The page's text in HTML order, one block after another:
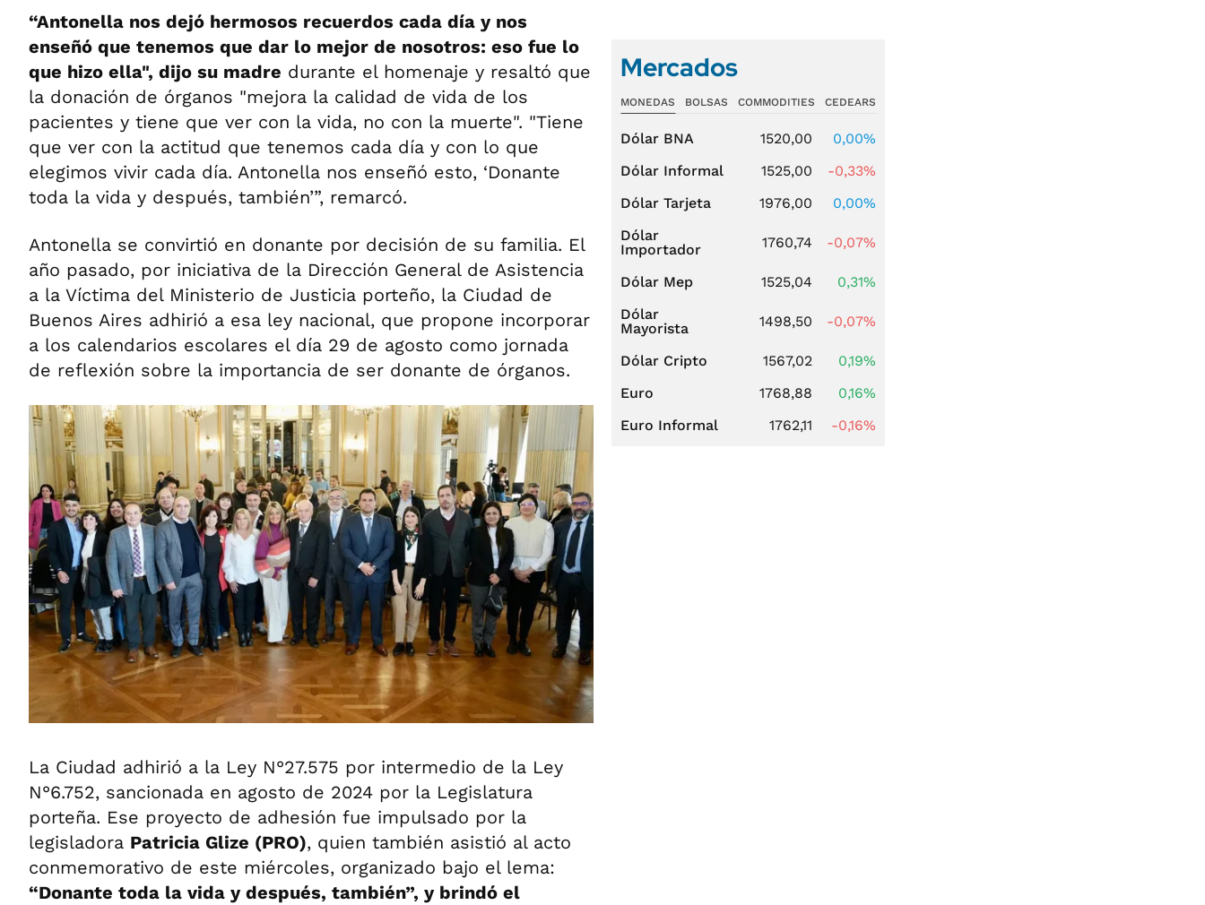
“Antonella nos dejó hermosos recuerdos cada día y nos
enseñó que tenemos que dar lo mejor de nosotros: eso fue lo
que hizo ella", dijo su madre durante el homenaje y resaltó que
la donación de órganos "mejora la calidad de vida de los
pacientes y tiene que ver con la vida, no con la muerte". "Tiene
que ver con la actitud que tenemos cada día y con lo que
elegimos vivir cada día. Antonella nos enseñó esto, ‘Donante
toda la vida y después, también’”, remarcó.
Antonella se convirtió en donante por decisión de su familia. El
año pasado, por iniciativa de la Dirección General de Asistencia
a la Víctima del Ministerio de Justicia porteño, la Ciudad de
Buenos Aires adhirió a esa ley nacional, que propone incorporar
a los calendarios escolares el día 29 de agosto como jornada
de reflexión sobre la importancia de ser donante de órganos.
La Ciudad adhirió a la Ley N°27.575 por intermedio de la Ley
N°6.752, sancionada en agosto de 2024 por la Legislatura
porteña. Ese proyecto de adhesión fue impulsado por la
legisladora Patricia Glize (PRO), quien también asistió al acto
conmemorativo de este miércoles, organizado bajo el lema:
“Donante toda la vida y después, también”, y brindó el
Mercados
MONEDAS BOLSAS COMMODITIES CEDEARS
Dólar BNA 1520,00
0,00%
Dólar Informal
1525,00
-0,33%
Dólar Tarjeta
1976,00
0,00%
Dólar
Importador
1760,74 -0,07%
Dólar Mep 1525,04
0,31%
Dólar
Mayorista
1498,50 -0,07%
Dólar Cripto 1567,02
0,19%
Euro
1768,88
0,16%
Euro Informal
1762,11 -0,16%